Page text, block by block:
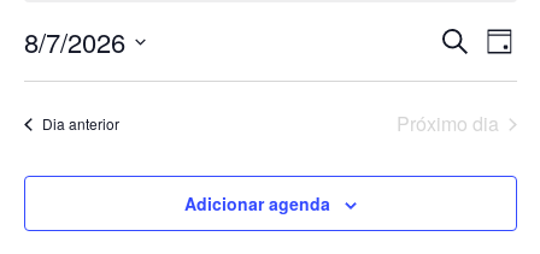
e
de
Procurar
do
Dia
8/7/2026
a
Dia anterior Próximo dia
Adicionar agenda